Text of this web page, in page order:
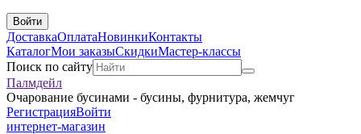
Войти
ДоставкаОплатаНовинкиКонтакты
КаталогМои заказыСкидкиМастер-классы
Поиск по сайту
Палмдейл
Очарование бусинами - бусины, фурнитура, жемчуг
РегистрацияВойти
интернет-магазин